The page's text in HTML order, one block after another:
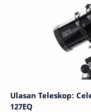
Ulasan Teleskop:
127EQ